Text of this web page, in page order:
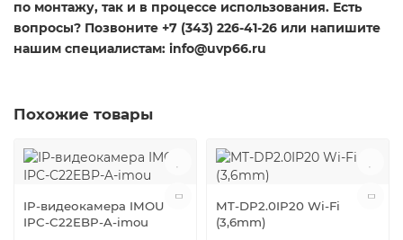
по монтажу, так и в процессе использования. Есть
вопросы? Позвоните +7 (343) 226-41-26 или напишите
нашим специалистам: info@uvp66.ru
Похожие товары
IP-видеокамера IMOU
IPC-C22EBP-A-imou
MT-DP2.0IP20 Wi-Fi
(3,6mm)